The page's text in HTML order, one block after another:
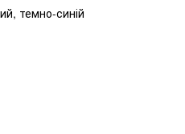
темно-синій